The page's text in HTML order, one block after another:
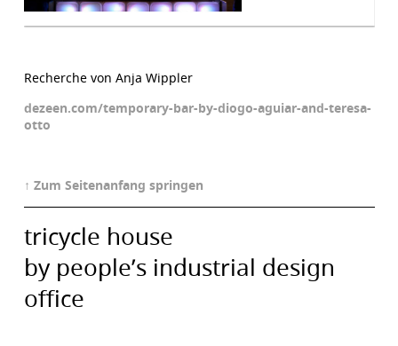
Recherche von Anja Wippler
dezeen.com/temporary-bar-by-diogo-aguiar-and-teresa-
otto
↑ Zum Seitenanfang springen
tricycle house
by people’s industrial design
office